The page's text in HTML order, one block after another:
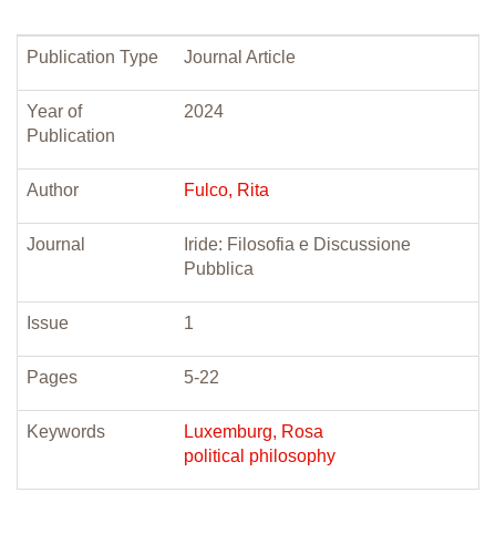
Publication Type Journal Article
Year of
Publication
2024
Author Fulco, Rita
Journal
Iride: Filosofia e Discussione
Pubblica
Issue 1
Pages 5-22
Keywords
Luxemburg, Rosa
political philosophy